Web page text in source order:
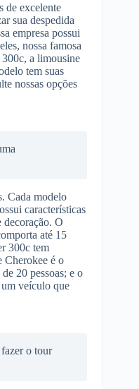
de excelente
sua despedida
empresa possui
nossa famosa
a limousine
tem suas
nossas opções
Cada modelo
características
decoração. O
até 15
300c tem
Cherokee é o
20 pessoas; e o
veículo que
o tour